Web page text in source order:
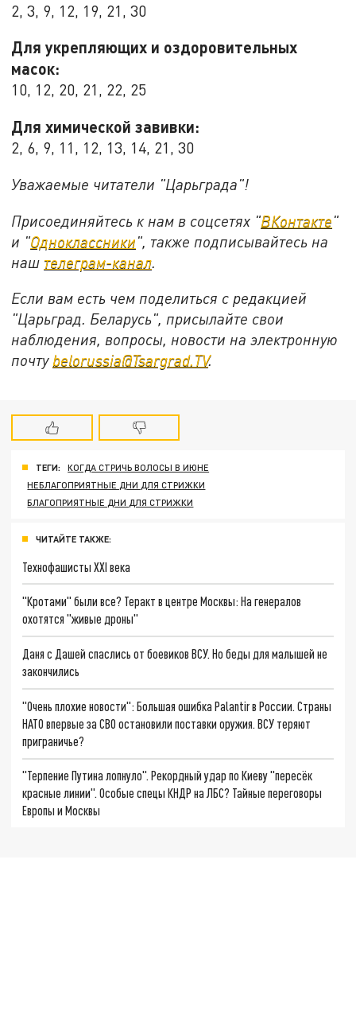
2, 3, 9, 12, 19, 21, 30
Для укрепляющих и оздоровительных
масок:
10, 12, 20, 21, 22, 25
Для химической завивки:
2, 6, 9, 11, 12, 13, 14, 21, 30
Уважаемые читатели "Царьграда"!
Присоединяйтесь к нам в соцсетях "ВКонтакте"
и "Одноклассники", также подписывайтесь на
наш телеграм-канал
Если вам есть чем поделиться с редакцией
"Царьград. Беларусь", присылайте свои
наблюдения, вопросы, новости на электронную
почту belorussia@Tsargrad.TV.
ТЕГИ:
КОГДА СТРИЧЬ ВОЛОСЫ В ИЮНЕ
НЕБЛАГОПРИЯТНЫЕ ДНИ ДЛЯ СТРИЖКИ
БЛАГОПРИЯТНЫЕ ДНИ ДЛЯ СТРИЖКИ
ЧИТАЙТЕ ТАКЖЕ:
Технофашисты XXI века
"Кротами" были все? Теракт в центре Москвы: На генералов
охотятся "живые дроны"
Даня с Дашей спаслись от боевиков ВСУ. Но беды для малышей не
закончились
"Очень плохие новости": Большая ошибка Palantir в России. Страны
НАТО впервые за СВО остановили поставки оружия. ВСУ теряют
приграничье?
"Терпение Путина лопнуло". Рекордный удар по Киеву "пересёк
красные линии". Особые спецы КНДР на ЛБС? Тайные переговоры
Европы и Москвы